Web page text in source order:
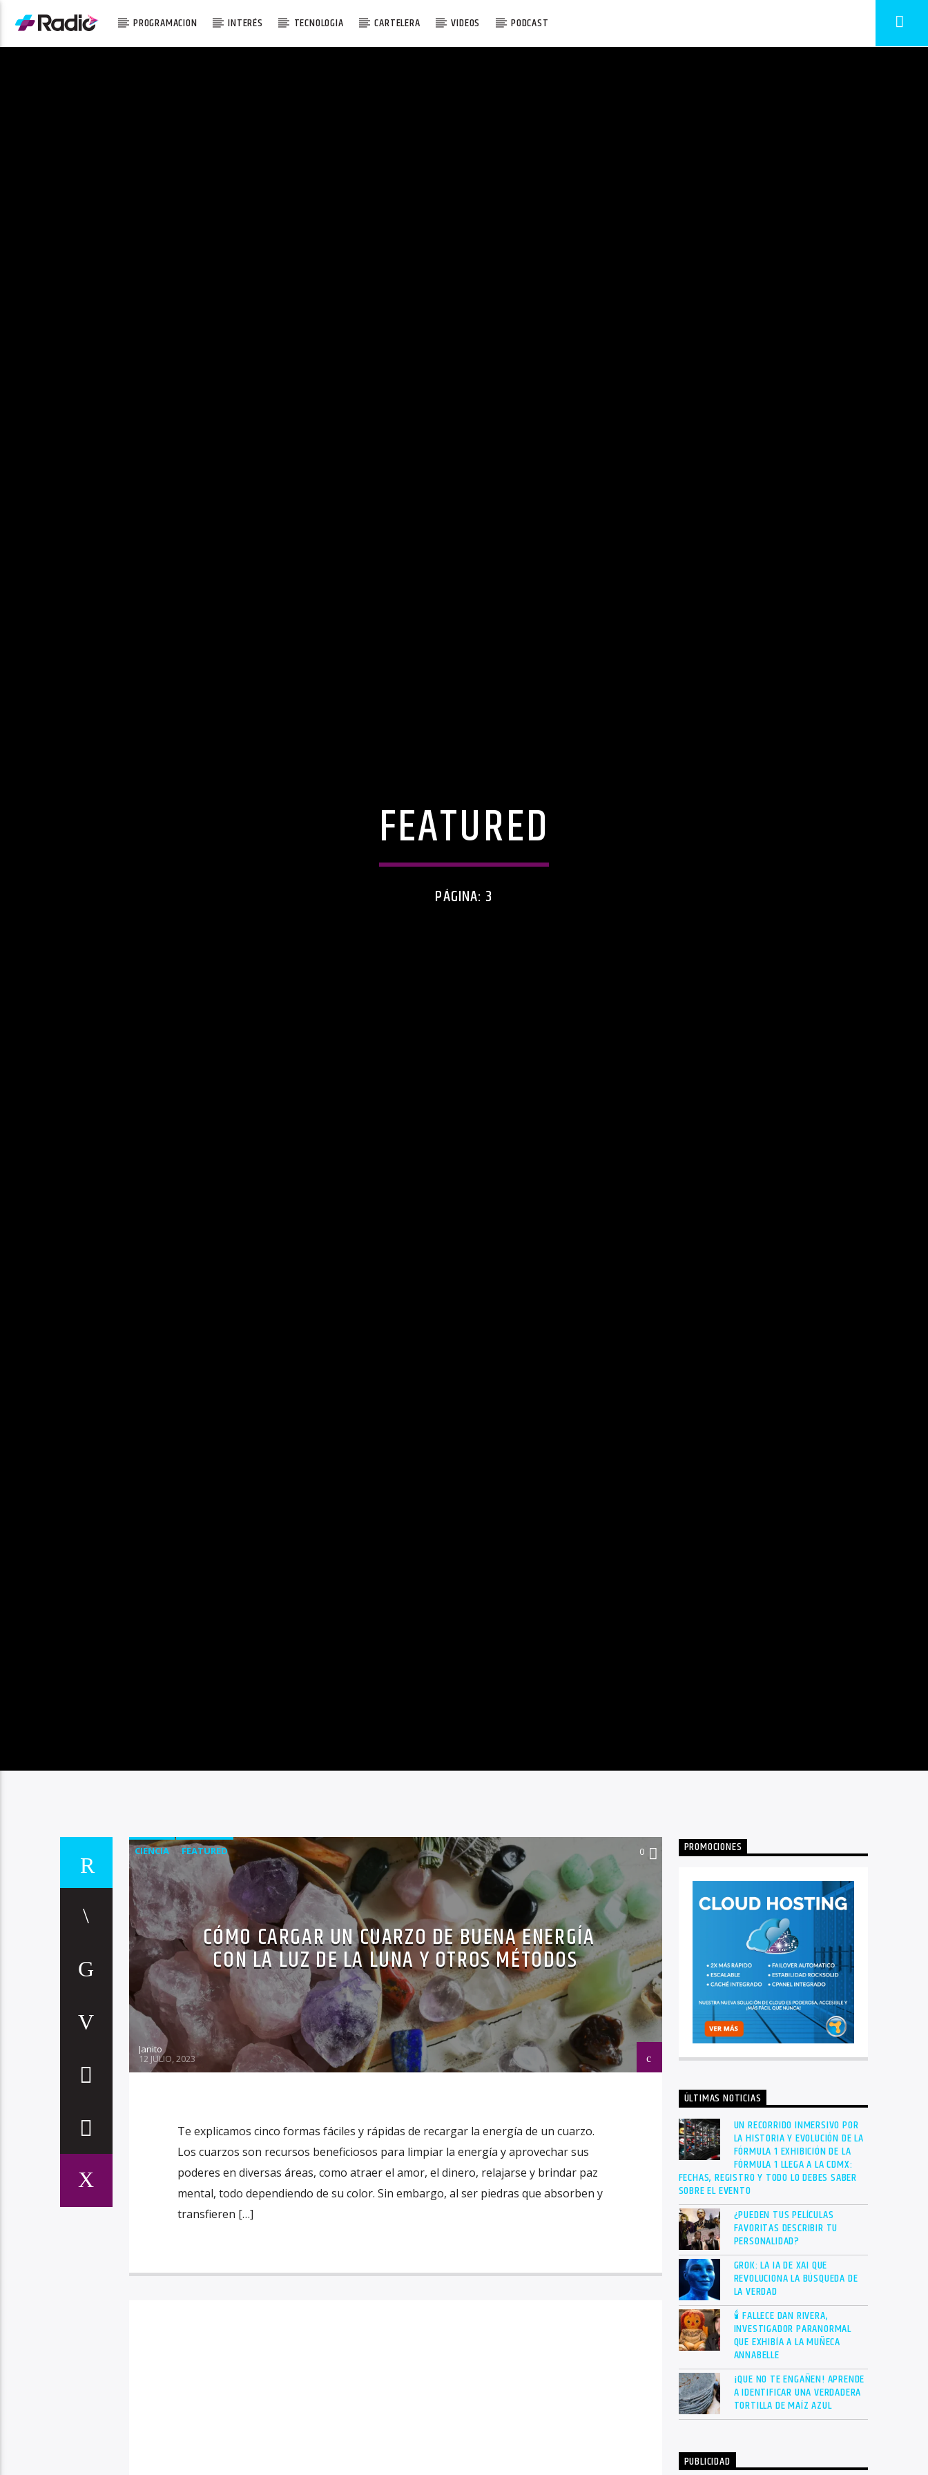
PROGRAMACION INTERÉS TECNOLOGIA CARTELERA VIDEOS PODCAST
FEATURED
PÁGINA: 3
CIENCIA FEATURED 0
CÓMO CARGAR UN CUARZO DE BUENA ENERGÍA
CON LA LUZ DE LA LUNA Y OTROS MÉTODOS
Janito
12 JULIO, 2023
Te explicamos cinco formas fáciles y rápidas de recargar la energía de un cuarzo.
Los cuarzos son recursos beneficiosos para limpiar la energía y aprovechar sus
poderes en diversas áreas, como atraer el amor, el dinero, relajarse y brindar paz
mental, todo dependiendo de su color. Sin embargo, al ser piedras que absorben y
transfieren […]
PROMOCIONES
ÚLTIMAS NOTICIAS
UN RECORRIDO INMERSIVO POR
LA HISTORIA Y EVOLUCIÓN DE LA
FÓRMULA 1 EXHIBICIÓN DE LA
FÓRMULA 1 LLEGA A LA CDMX:
FECHAS, REGISTRO Y TODO LO DEBES SABER
SOBRE EL EVENTO
¿PUEDEN TUS PELÍCULAS
FAVORITAS DESCRIBIR TU
PERSONALIDAD?
GROK: LA IA DE XAI QUE
REVOLUCIONA LA BÚSQUEDA DE
LA VERDAD
🕯 FALLECE DAN RIVERA,
INVESTIGADOR PARANORMAL
QUE EXHIBÍA A LA MUÑECA
ANNABELLE
¡QUE NO TE ENGAÑEN! APRENDE
A IDENTIFICAR UNA VERDADERA
TORTILLA DE MAÍZ AZUL
PUBLICIDAD